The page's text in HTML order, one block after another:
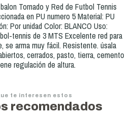
Tornado y Red de Futbol Tennis
en PU numero 5 Material: PU
Por unidad Color: BLANCO Uso:
tennis de 3 MTS Excelente red para
se arma muy fácil. Resistente. úsala
cerrados, pasto, tierra, cemento
regulación de altura.
te interesen estos
recomendados